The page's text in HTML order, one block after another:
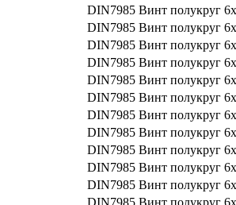
DIN7985 Винт полукруг
DIN7985 Винт полукруг
DIN7985 Винт полукруг
DIN7985 Винт полукруг
DIN7985 Винт полукруг
DIN7985 Винт полукруг
DIN7985 Винт полукруг
DIN7985 Винт полукруг
DIN7985 Винт полукруг
DIN7985 Винт полукруг
DIN7985 Винт полукруг
DIN7985 Винт полукруг